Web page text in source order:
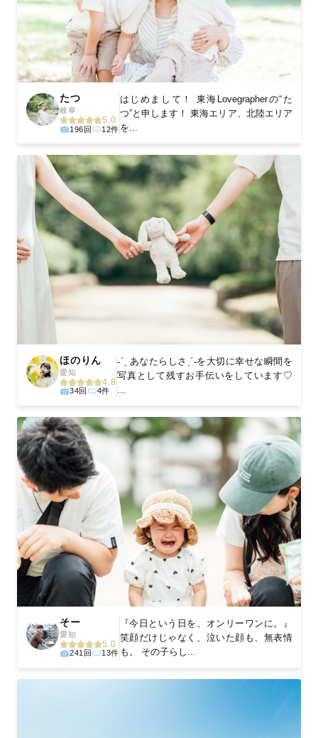
出会えます。まずは、ラブグラフの撮影事例 をご覧ください。
たつ
岐阜
5.0
196回 12件
はじめまして！ 東海Lovegrapherの“た
つ”と申します！ 東海エリア、北陸エリア
を...
ほのりん
愛知
4.8
34回 4件
˗ˋˏ あなたらしさˎˊ˗を大切に幸せな瞬間を
写真として残すお手伝いをしています♡
そー
愛知
5.0
241回 13件
『今日という日を、オンリーワンに。』
笑顔だけじゃなく、泣いた顔も、無表情
も。 その子らし...